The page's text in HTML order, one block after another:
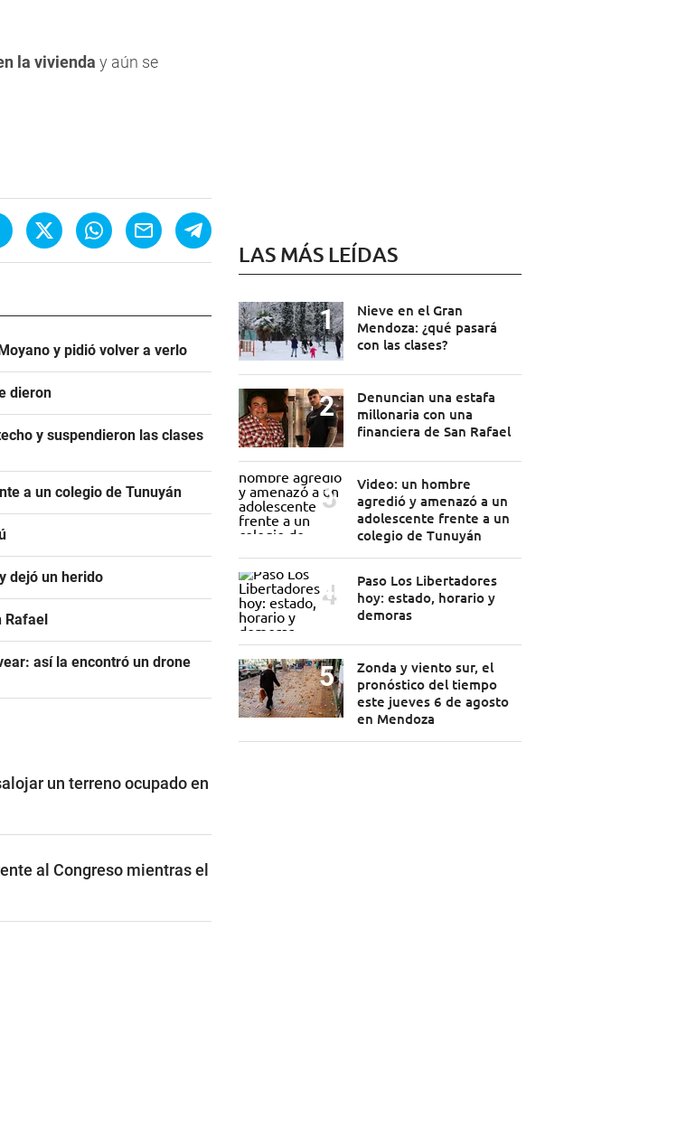
la vivienda y aún se
y pidió volver a verlo
dieron
y suspendieron las clases
a un colegio de Tunuyán
dejó un herido
Rafael
así la encontró un drone
un terreno ocupado en
al Congreso mientras el
LAS MÁS LEÍDAS
Nieve en el Gran
Mendoza: ¿qué pasará
con las clases?
Denuncian una estafa
millonaria con una
financiera de San Rafael
Video: un hombre
agredió y amenazó a un
adolescente frente a un
colegio de Tunuyán
Paso Los Libertadores
hoy: estado, horario y
demoras
Zonda y viento sur, el
pronóstico del tiempo
este jueves 6 de agosto
en Mendoza